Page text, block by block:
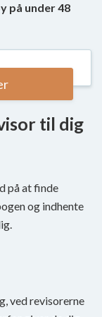
på under 48
til dig
på at finde
og indhente
ved revisorerne